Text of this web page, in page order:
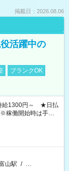
掲載日：2026.08.06
活躍中の
ブランクOK
給1300円～ ★日払
稼働開始時は手続き
山駅 / …